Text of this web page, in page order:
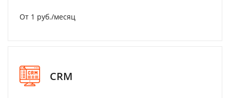
От 1 руб./месяц
CRM